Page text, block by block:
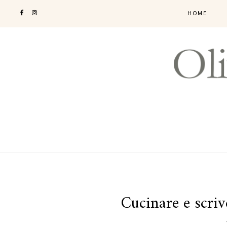
HOME
Cucinare e